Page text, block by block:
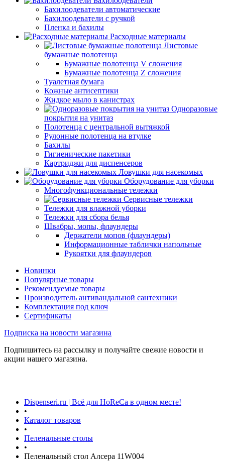
Бахилоодеватели автоматические
Бахилоодеватели с ручкой
Пленка и бахилы
Расходные материалы
Листовые
бумажные полотенца
Бумажные полотенца V сложения
Бумажные полотенца Z сложения
Туалетная бумага
Кожные антисептики
Жидкое мыло в канистрах
Одноразовые
покрытия на унитаз
Полотенца с центральной вытяжкой
Рулонные полотенца на втулке
Бахилы
Гигиенические пакетики
Картриджи для диспенсеров
Ловушки для насекомых
Оборудование для уборки
Многофункциональные тележки
Сервисные тележки
Тележки для влажной уборки
Тележки для сбора белья
Швабры, мопы, флаундеры
Держатели мопов (флаундеры)
Информационные таблички напольные
Рукоятки для флаундеров
Новинки
Популярные товары
Рекомендуемые товары
Производитель антивандальной сантехники
Комплектация под ключ
Сертификаты
Подписка на новости магазина
Подпишитесь на рассылку и получайте свежие новости и
акции нашего магазина.
Dispenseri.ru | Всё для HoReCa в одном месте!
•
Каталог товаров
•
Пеленальные столы
•
Пеленальный стол Алсера 11W004